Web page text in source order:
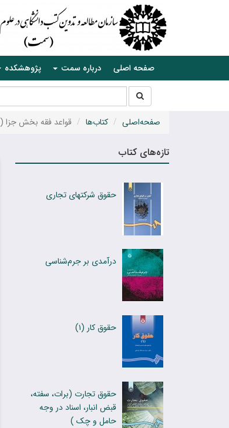
صفحه اصلی درباره سمت پژوهشکده
جستجو
در
سایتصفحه‌اصلی کتاب‌ها قواعد فقه بخش جزا (۲)
تازه‌های کتاب
حقوق شرکتهای تجاری
درآمدی بر جرم‌شناسی
حقوق کار (۱)
حقوق تجارت (برات، سفته،
قبض انبار، اسناد در وجه
حامل و چک )